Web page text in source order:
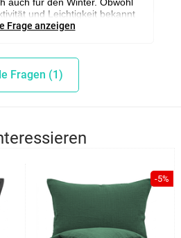
und Leichtigkeit bekannt
ist, reguliert sie
Frage anzeigen
Fragen (1)
-5%